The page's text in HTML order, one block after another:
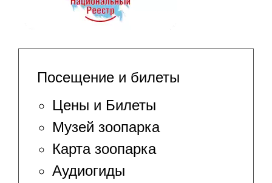
Посещение и билеты
Цены и Билеты
Музей зоопарка
Карта зоопарка
Аудиогиды